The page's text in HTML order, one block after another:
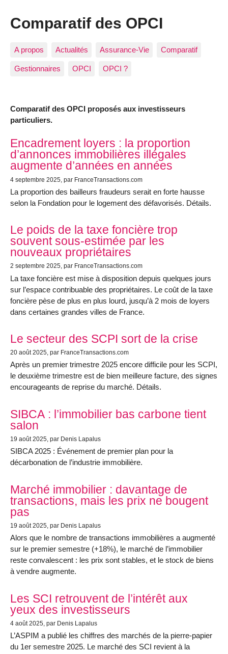
Comparatif des OPCI
A propos Actualités Assurance-Vie Comparatif
Gestionnaires OPCI OPCI ?
Comparatif des OPCI proposés aux investisseurs
particuliers.
Articles les plus récents
Encadrement loyers : la proportion
d’annonces immobilières illégales
augmente d’années en années
4 septembre 2025 , par FranceTransactions.com
La proportion des bailleurs fraudeurs serait en forte hausse
selon la Fondation pour le logement des défavorisés. Détails.
Le poids de la taxe foncière trop
souvent sous-estimée par les
nouveaux propriétaires
2 septembre 2025, par FranceTransactions.com
La taxe foncière est mise à disposition depuis quelques jours
sur l’espace contribuable des propriétaires. Le coût de la taxe
foncière pèse de plus en plus lourd, jusqu’à 2 mois de loyers
dans certaines grandes villes de France.
Le secteur des SCPI sort de la crise
20 août 2025, par FranceTransactions.com
Après un premier trimestre 2025 encore difficile pour les SCPI,
le deuxième trimestre est de bien meilleure facture, des signes
encourageants de reprise du marché. Détails.
SIBCA : l’immobilier bas carbone tient
salon
19 août 2025, par Denis Lapalus
SIBCA 2025 : Événement de premier plan pour la
décarbonation de l’industrie immobilière.
Marché immobilier : davantage de
transactions, mais les prix ne bougent
pas
19 août 2025, par Denis Lapalus
Alors que le nombre de transactions immobilières a augmenté
sur le premier semestre (+18%), le marché de l’immobilier
reste convalescent : les prix sont stables, et le stock de biens
à vendre augmente.
Les SCI retrouvent de l’intérêt aux
yeux des investisseurs
4 août 2025, par Denis Lapalus
L’ASPIM a publié les chiffres des marchés de la pierre-papier
du 1er semestre 2025. Le marché des SCI revient à la